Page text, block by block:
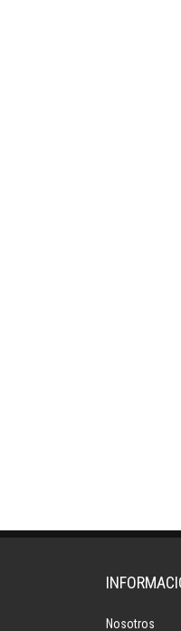
Nosotros